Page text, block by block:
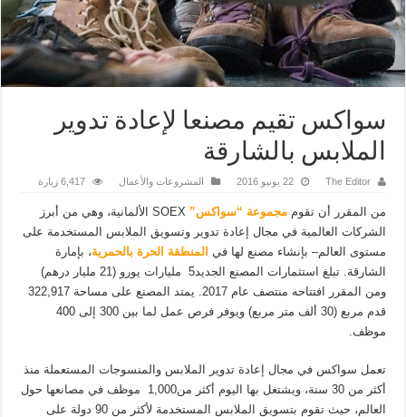
سواكس تقيم مصنعا لإعادة تدوير
الملابس بالشارقة
The Editor 22 يونيو 2016 المشروعات والأعمال 6,417 زيارة
من المقرر أن تقوممجموعة “سواكس”
SOEX الألمانية، وهي من أبرز
الشركات العالمية في مجال إعادة تدوير وتسويق الملابس المستخدمة على
مستوى العالم– بإنشاء مصنع لها في المنطقة الحرة بالحمرية، بإمارة
الشارقة. تبلغ استثمارات المصنع الجديد5 مليارات يورو (21 مليار درهم)
ومن المقرر افتتاحه منتصف عام 2017. يمتد المصنع على مساحة 322,917
قدم مربع (30 ألف متر مربع) ويوفر فرص عمل لما بين 300 إلى 400
موظف.
تعمل سواكس في مجال إعادة تدوير الملابس والمنسوجات المستعملة منذ
أكثر من 30 سنة، ويشتغل بها اليوم أكثر من1,000 موظف في مصانعها حول
العالم، حيث تقوم بتسويق الملابس المستخدمة لأكثر من 90 دولة على